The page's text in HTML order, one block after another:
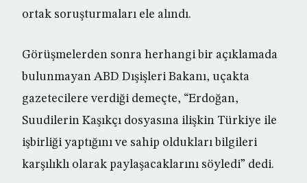
ortak soruşturmaları ele alındı.
Görüşmelerden sonra herhangi bir açıklamada
bulunmayan ABD Dışişleri Bakanı, uçakta
gazetecilere verdiği demeçte, “Erdoğan,
Suudilerin Kaşıkçı dosyasına ilişkin Türkiye ile
işbirliği yaptığını ve sahip oldukları bilgileri
karşılıklı olarak paylaşacaklarını söyledi” dedi.